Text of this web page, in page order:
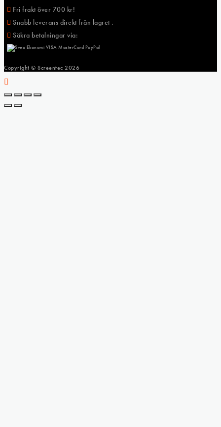
Fri frakt över 700 kr!
Snabb leverans direkt från lagret .
Säkra betalningar via:
Copyright © Screentec 2026